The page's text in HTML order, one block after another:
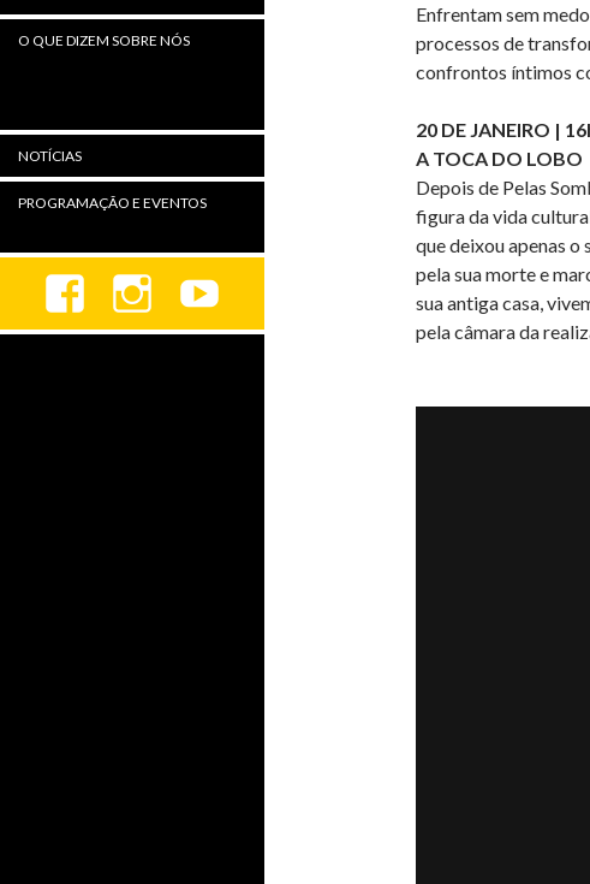
Enfrentam sem
processos de
confrontos íntimos
20 DE JANEIRO |
A TOCA DO LOBO
Depois de Pelas
figura da vida
que deixou apenas o
pela sua morte e
sua antiga casa,
pela câmara da
O QUE DIZEM SOBRE NÓS
NOTÍCIAS
PROGRAMAÇÃO E EVENTOS